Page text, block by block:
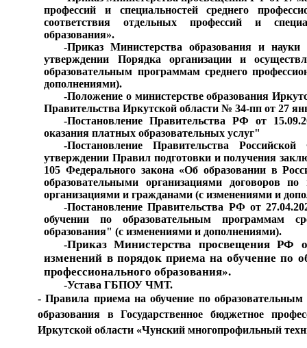
профессий и специальностей среднего
соответствия отдельных профессий и
образования».
-Приказ Министерства образования и
утверждении Порядка организации и
образовательным программам среднего
дополнениями).
-Положение о министерстве образования
Правительства Иркутской области № 34-пп от 27
-Постановление Правительства РФ от
оказания платных образовательных услуг"
-Постановление Правительства
утверждении Правил подготовки и получения
105 Федерального закона «Об образовании в
образовательными организациями договоров
организациями и гражданами (с изменениями и
-Постановление Правительства РФ от
обучении по образовательным программам
образования" (с изменениями и дополнениями).
-Приказ Министерства просвещения РФ
изменений в порядок приема на обучение по
профессионального образования».
-Устава ГБПОУ ЧМТ.
- Правила приема на обучение по образовательным
образования в Государственное бюджетное
Иркутской области «Чунский многопрофильный